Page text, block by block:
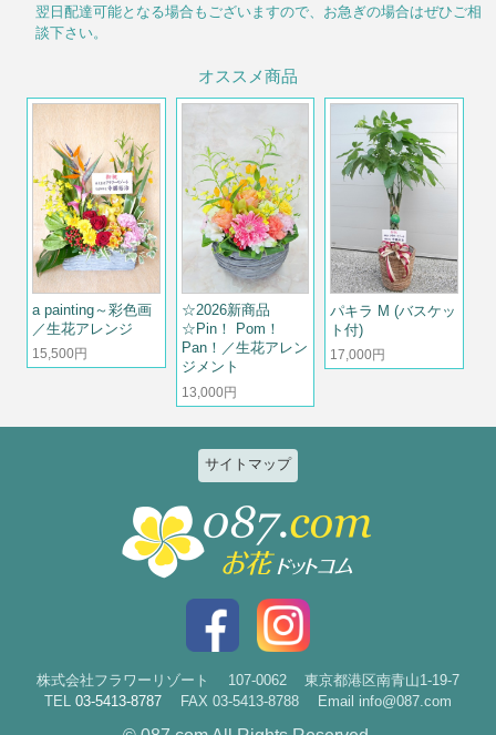
翌日配達可能となる場合もございますので、お急ぎの場合はぜひご相
談下さい。
オススメ商品
a painting～彩色画
／生花アレンジ
15,500円
☆2026新商品
☆Pin！ Pom！
Pan！／生花アレン
ジメント
13,000円
パキラ M (バスケッ
ト付)
17,000円
サイトマップ
特集
2026ひまわりと夏の花特集
お祝い花特集～開店・移転・就
花束
アレンジ
個人のお客様
結婚記念日
入社・退職
結婚
出産
新築・引越
株式会社フラワーリゾート 107-0062
東京都港区南青山1-19-7
TEL03-5413-8787 FAX 03-5413-8788 Email info@087.com